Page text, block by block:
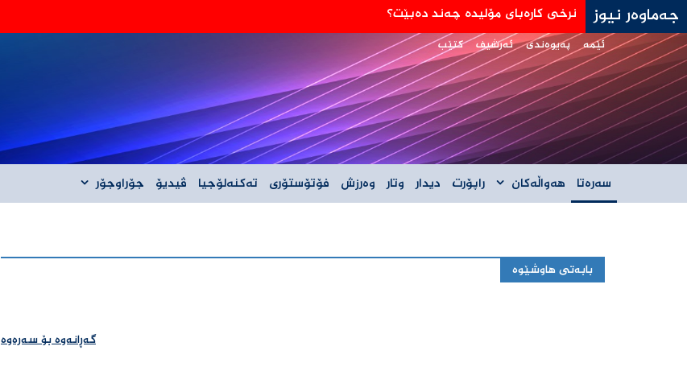
جەماوەر نیوز جه‌ی دی ڤانس: هێڵی سورمان له‌دانوستانه‌كان له‌گه‌ڵ ئێران نیه‌
ئێمە پەیوەندی ئەرشیف کتێب
سەرەتا هەواڵەکان راپۆرت دیدار وتار وەرزش فۆتۆستۆری تەکنەلۆجیا ڤیدیۆ جۆراوجۆر
بابەتی هاوشێوە
گەڕانەوە بۆ سەرەوە